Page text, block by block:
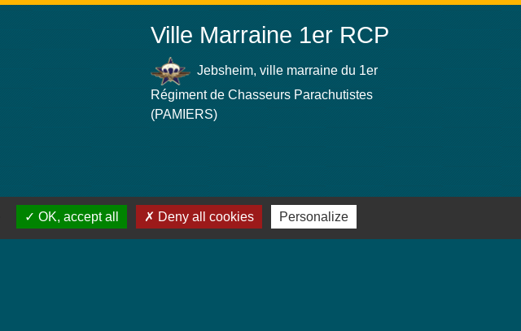
Ville Marraine 1er RCP
Jebsheim, ville marraine du 1er
Régiment de Chasseurs Parachutistes
(PAMIERS)
OK, accept all Deny all cookies Personalize